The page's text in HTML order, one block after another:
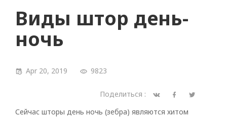
Виды штор день-
ночь
Apr 20, 2019 9823
Поделиться :
Сейчас шторы день ночь (зебра) являются хитом